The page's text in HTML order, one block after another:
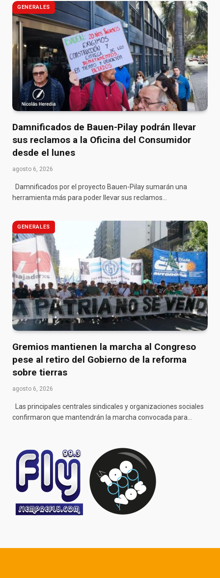
GENERALES
Damnificados de Bauen-Pilay podrán llevar
sus reclamos a la Oficina del Consumidor
desde el lunes
agosto 6, 2026
Damnificados por el proyecto Bauen-Pilay sumarán una
herramienta más para poder llevar sus reclamos…
GENERALES
Gremios mantienen la marcha al Congreso
pese al retiro del Gobierno de la reforma
sobre tierras
agosto 6, 2026
Las principales centrales sindicales y organizaciones sociales
confirmaron que mantendrán la marcha convocada para…